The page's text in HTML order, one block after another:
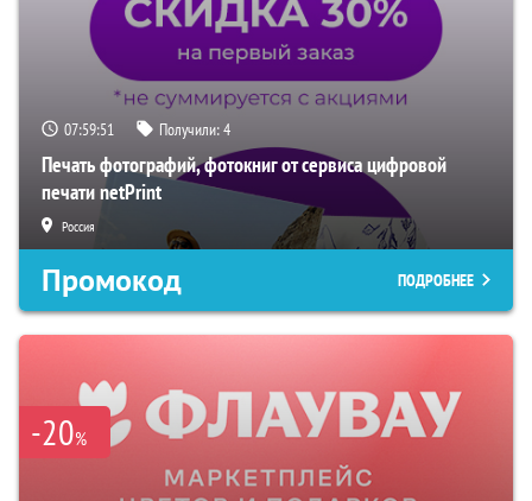
07:59:50 Получили:4
Печать фотографий, фотокниг от сервиса цифровой
печати netPrint
Россия
Промокод ПОДРОБНЕЕ
-20%